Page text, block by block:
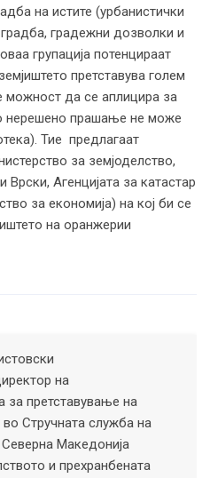
на истите (урбанистички
градежни дозволки и
групација потенцираат
претставува голем
можност да се аплицира за
нерешено прашање не може
Тие предлагаат
за земјоделство,
Врски, Агенцијата за катастар
за економија) на кој би се
на оранжерии
на
за претставување на
Стручната служба на
Македонија
и прехранбената